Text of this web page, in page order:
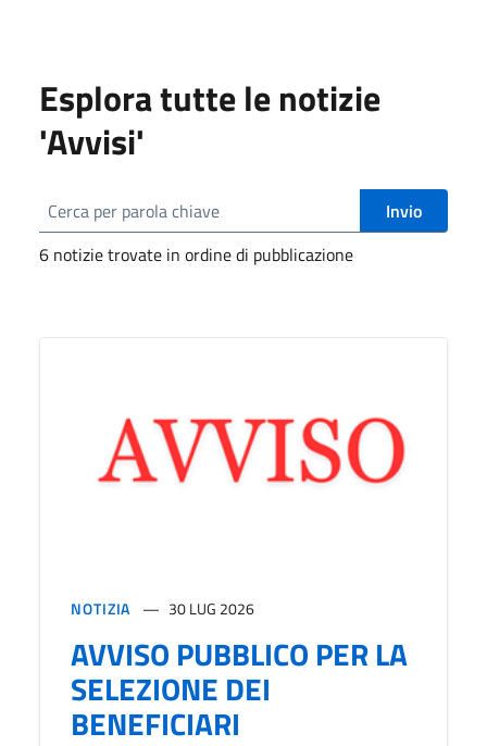
Esplora tutte le notizie
'Avvisi'
Invio
6 notizie trovate in ordine di pubblicazione
NOTIZIA 30 LUG 2026
AVVISO PUBBLICO PER LA
SELEZIONE DEI
BENEFICIARI